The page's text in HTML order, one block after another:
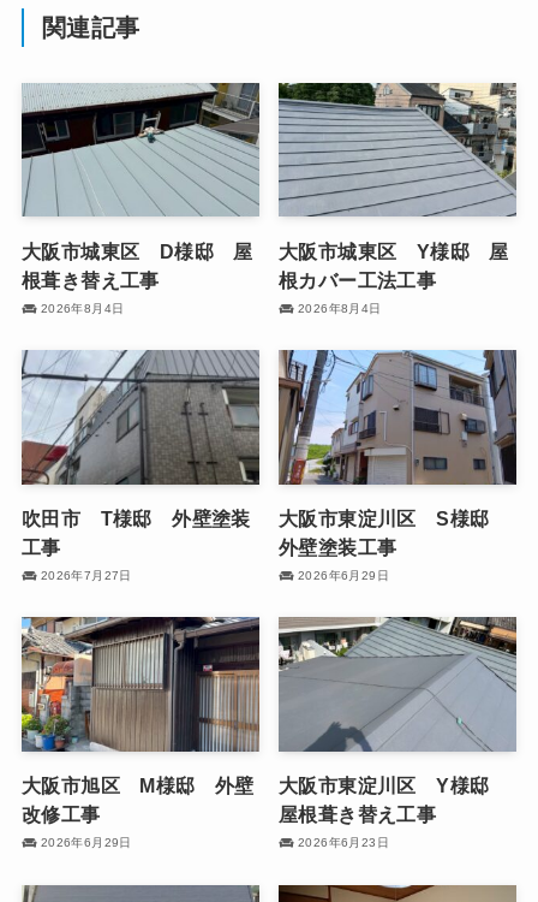
関連記事
大阪市城東区 D様邸 屋
根葺き替え工事
2026年8月4日
大阪市城東区 Y様邸 屋
根カバー工法工事
2026年8月4日
吹田市 T様邸 外壁塗装
工事
2026年7月27日
大阪市東淀川区 S様邸
外壁塗装工事
2026年6月29日
大阪市旭区 M様邸 外壁
改修工事
2026年6月29日
大阪市東淀川区 Y様邸
屋根葺き替え工事
2026年6月23日